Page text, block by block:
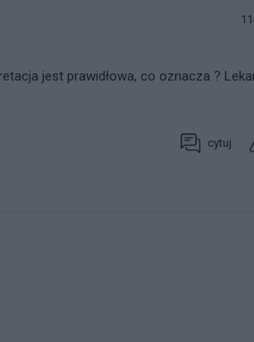
jest prawidłowa, co oznacza ?
cytuj